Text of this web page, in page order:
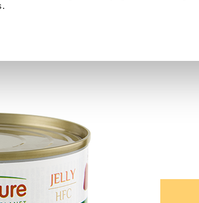
to your location.